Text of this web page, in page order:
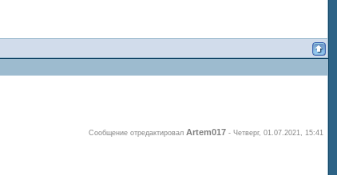
Сообщение отредактировал Artem017 - Четверг, 01.07.2021, 15:41